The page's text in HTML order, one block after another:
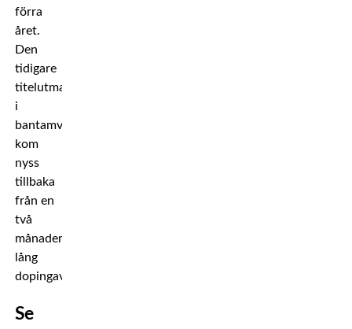
förra
året.
Den
tidigare
titelutmanaren
i
bantamvikt
kom
nyss
tillbaka
från en
två
månader
lång
dopingavstängning.
Se